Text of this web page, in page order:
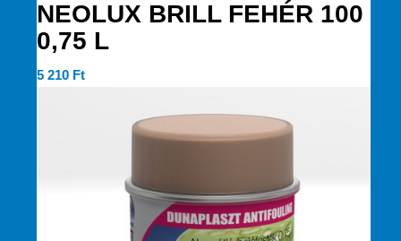
NEOLUX BRILL FEHÉR 100
0,75 L
5 210 Ft